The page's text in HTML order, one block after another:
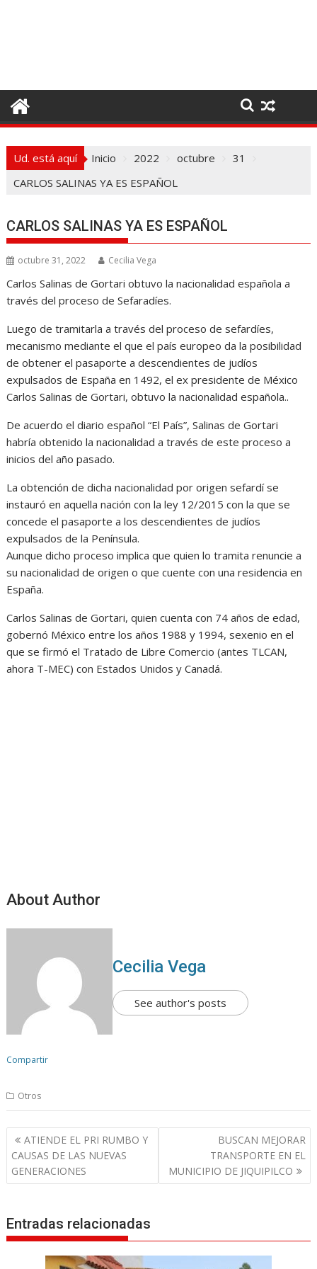
o
t
Ud. está aquí Inicio 2022 octubre
31
CARLOS SALINAS YA ES ESPAÑOL
CARLOS SALINAS YA ES ESPAÑOL
octubre 31, 2022 Cecilia Vega
Carlos Salinas de Gortari obtuvo la nacionalidad española a
través del proceso de Sefaradíes.
Luego de tramitarla a través del proceso de sefardíes,
mecanismo mediante el que el país europeo da la posibilidad
de obtener el pasaporte a descendientes de judíos
expulsados de España en 1492, el ex presidente de México
Carlos Salinas de Gortari, obtuvo la nacionalidad española..
De acuerdo el diario español “El País”, Salinas de Gortari
habría obtenido la nacionalidad a través de este proceso a
inicios del año pasado.
La obtención de dicha nacionalidad por origen sefardí se
instauró en aquella nación con la ley 12/2015 con la que se
concede el pasaporte a los descendientes de judíos
expulsados de la Península.
Aunque dicho proceso implica que quien lo tramita renuncie a
su nacionalidad de origen o que cuente con una residencia en
España.
Carlos Salinas de Gortari, quien cuenta con 74 años de edad,
gobernó México entre los años 1988 y 1994, sexenio en el
que se firmó el Tratado de Libre Comercio (antes TLCAN,
ahora T-MEC) con Estados Unidos y Canadá.
About Author
Cecilia Vega
See author's posts
Compartir
Otros
N
a
v
e
a
c
ATIENDE EL PRI RUMBO Y
CAUSAS DE LAS NUEVAS
GENERACIONES
BUSCAN MEJORAR
TRANSPORTE EN EL
MUNICIPIO DE JIQUIPILCO
Entradas relacionadas